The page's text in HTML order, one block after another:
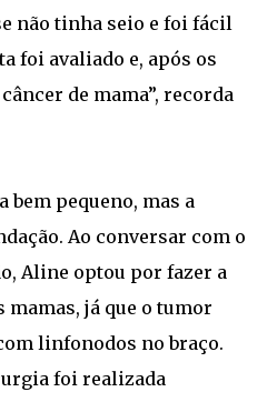
não tinha seio e foi fácil
foi avaliado e, após os
de mama”, recorda
bem pequeno, mas a
Ao conversar com o
Aline optou por fazer a
mamas, já que o tumor
linfonodos no braço.
foi realizada